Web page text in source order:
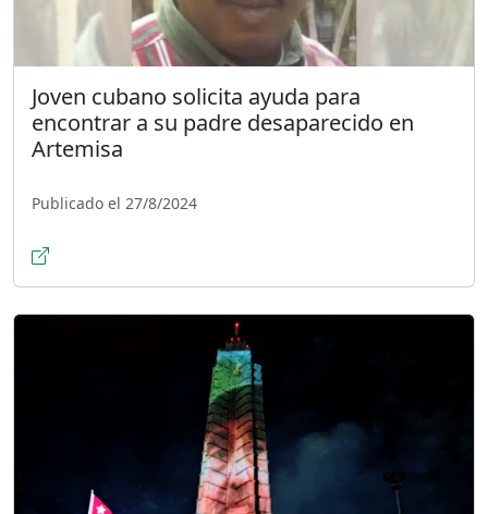
Joven cubano solicita ayuda para
encontrar a su padre desaparecido en
Artemisa
Publicado el 27/8/2024